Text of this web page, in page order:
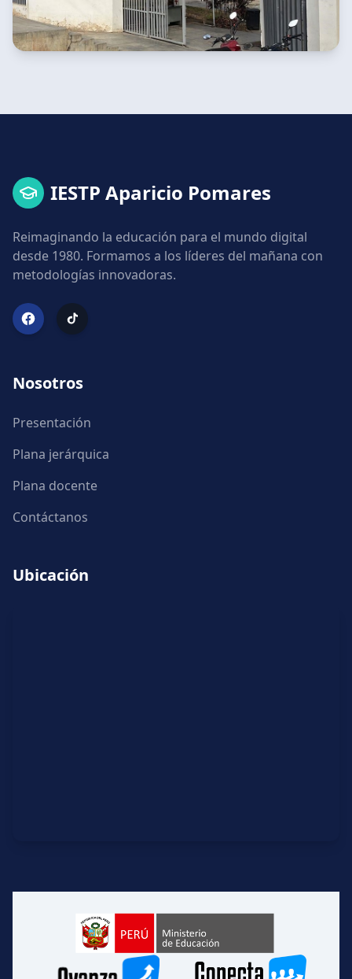
IESTP Aparicio Pomares
Reimaginando la educación para el mundo digital
desde 1980. Formamos a los líderes del mañana con
metodologías innovadoras.
Nosotros
Presentación
Plana jerárquica
Plana docente
Contáctanos
Ubicación